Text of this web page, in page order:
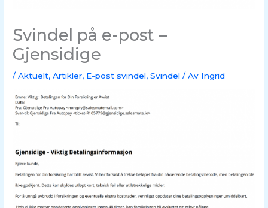
Svindel på e-post –
Gjensidige
/Aktuelt,Artikler, E-post svindel,Svindel / Av Ingrid